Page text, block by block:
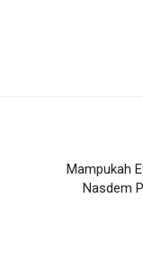
Mampukah
Nasdem